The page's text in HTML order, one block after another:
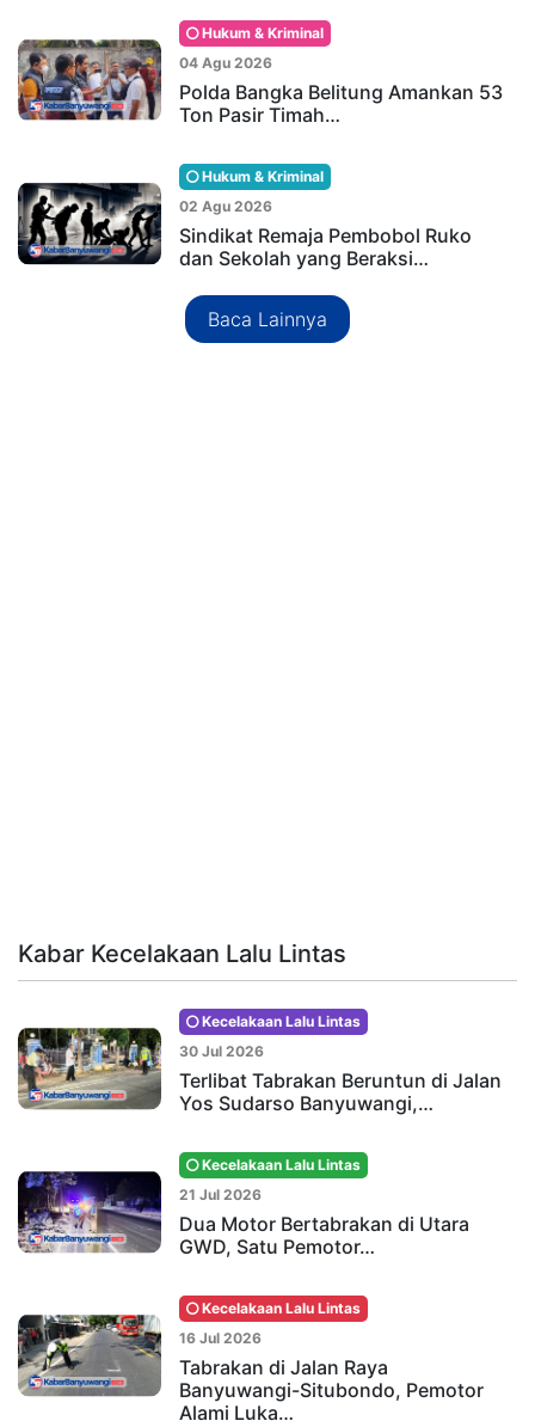
Hukum & Kriminal
04 Agu 2026
Polda Bangka Belitung Amankan 53
Ton Pasir Timah…
Hukum & Kriminal
02 Agu 2026
Sindikat Remaja Pembobol Ruko
dan Sekolah yang Beraksi…
Baca Lainnya
Kabar Kecelakaan Lalu Lintas
Kecelakaan Lalu Lintas
30 Jul 2026
Terlibat Tabrakan Beruntun di Jalan
Yos Sudarso Banyuwangi,…
Kecelakaan Lalu Lintas
21 Jul 2026
Dua Motor Bertabrakan di Utara
GWD, Satu Pemotor…
Kecelakaan Lalu Lintas
16 Jul 2026
Tabrakan di Jalan Raya
Banyuwangi-Situbondo, Pemotor
Alami Luka…